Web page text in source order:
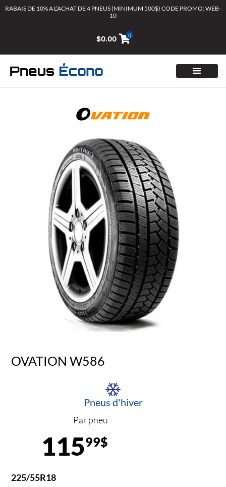
AllerRABAIS DE 10% A L’ACHAT DE 4 PNEUS (MINIMUM 500$) CODE PROMO: WEB-
10
$0.00 0
OVATION W586
Pneus d'hiver
Par pneu
11599$
225/55R18